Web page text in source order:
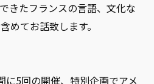
きたフランスの言語、文化な
めてお話致します。
に5回の開催、特別企画でアメ